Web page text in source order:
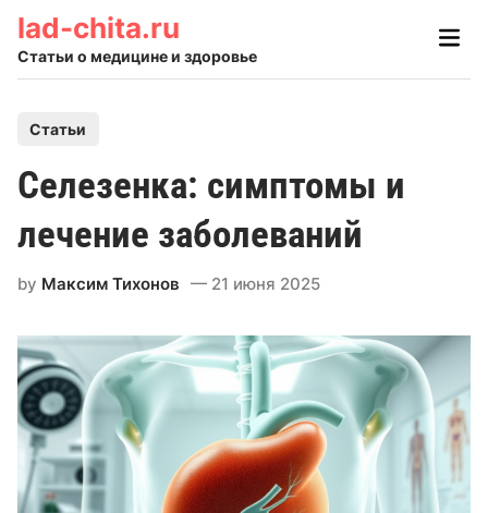
Skip
content
lad-chita.ru
Статьи о медицине и здоровье
Main
s
e
d
n
Статьи
Селезенка: симптомы и
лечение заболеваний
by Максим Тихонов 21 июня 2025